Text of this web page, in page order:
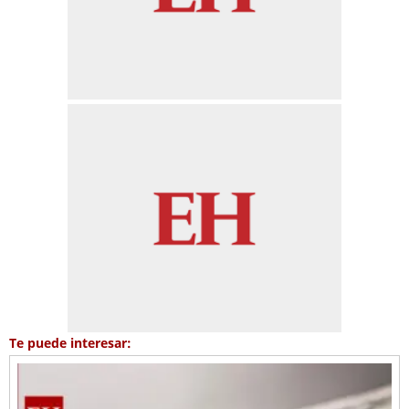
Te puede interesar: